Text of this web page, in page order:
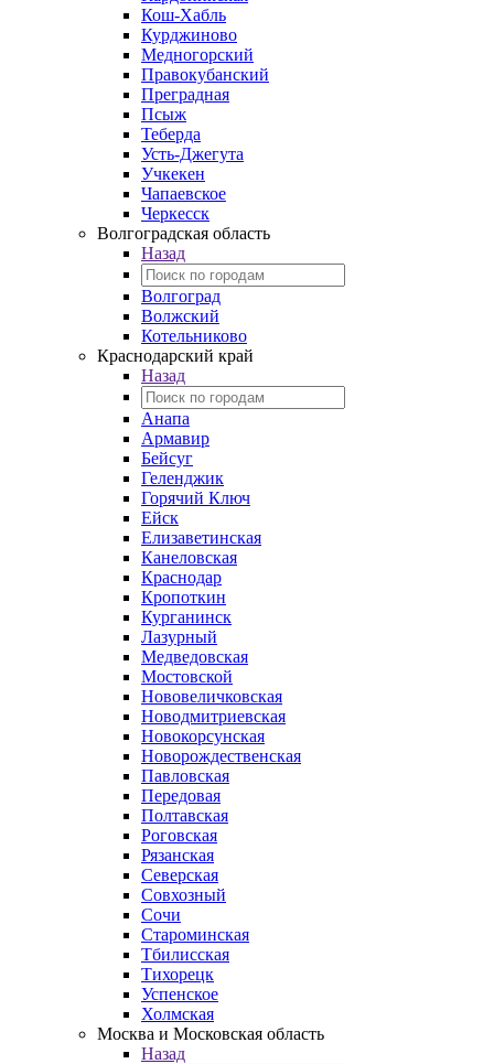
Кош-Хабль
Курджиново
Медногорский
Правокубанский
Преградная
Псыж
Теберда
Усть-Джегута
Учкекен
Чапаевское
Черкесск
Волгоградская область
Назад
Волгоград
Волжский
Котельниково
Краснодарский край
Назад
Анапа
Армавир
Бейсуг
Геленджик
Горячий Ключ
Ейск
Елизаветинская
Канеловская
Краснодар
Кропоткин
Курганинск
Лазурный
Медведовская
Мостовской
Нововеличковская
Новодмитриевская
Новокорсунская
Новорождественская
Павловская
Передовая
Полтавская
Роговская
Рязанская
Северская
Совхозный
Сочи
Староминская
Тбилисская
Тихорецк
Успенское
Холмская
Москва и Московская область
Назад